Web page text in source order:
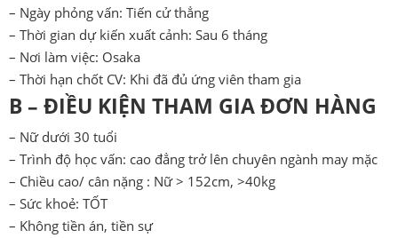
– Ngày phỏng vấn: Tiến cử thẳng
– Thời gian dự kiến xuất cảnh: Sau 6 tháng
– Nơi làm việc: Osaka
– Thời hạn chốt CV: Khi đã đủ ứng viên tham gia
B – ĐIỀU KIỆN THAM GIA ĐƠN HÀNG
– Nữ dưới 30 tuổi
– Trình độ học vấn: cao đẳng trở lên chuyên ngành may mặc
– Chiều cao/ cân nặng : Nữ > 152cm, >40kg
– Sức khoẻ: TỐT
– Không tiền án, tiền sự